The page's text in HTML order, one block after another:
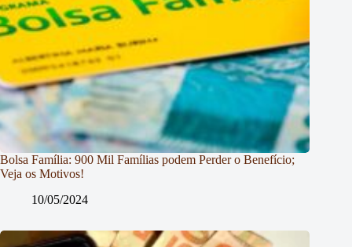
Bolsa Família: 900 Mil Famílias podem Perder o Benefício;
Veja os Motivos!
10/05/2024